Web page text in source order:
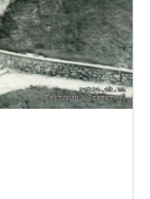
💸
❤